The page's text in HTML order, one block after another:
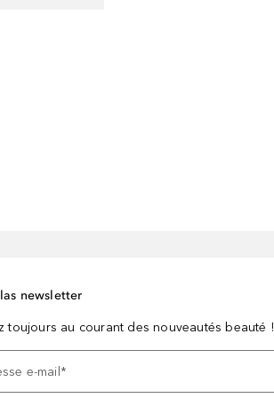
newsletter
toujours au courant des nouveautés beauté !
e-mail *